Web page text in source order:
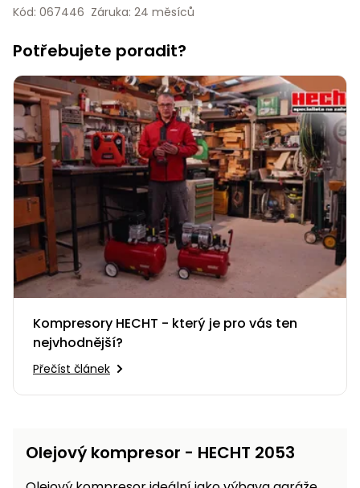
Sněhová
škrabky
na led
Příslušenství
Kód: 067446 Záruka: 24 měsíců
Potřebujete poradit?
Kompresory HECHT - který je pro vás ten
nejvhodnější?
Přečíst článek
Olejový kompresor - HECHT 2053